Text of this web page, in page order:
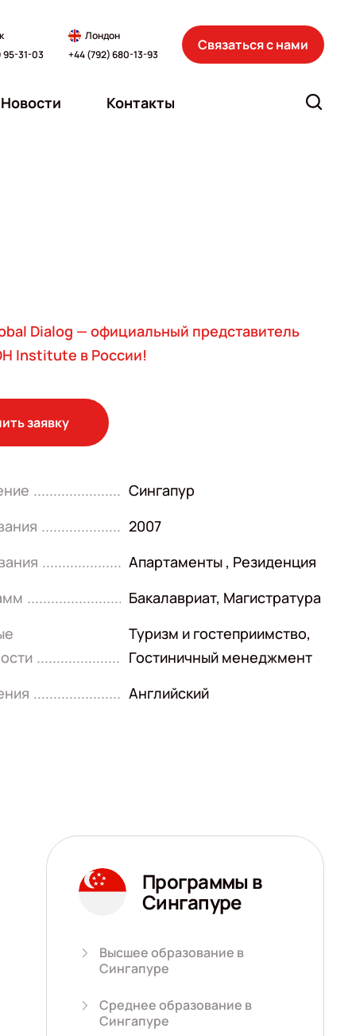
95-31-03
Лондон
+44 (792) 680-13-93
Связаться с нами
Новости Контакты
Dialog — официальный представитель
Institute в России!
заявку
Сингапур
2007
Апартаменты , Резиденция
Бакалавриат, Магистратура
Туризм и гостеприимство,
Гостиничный менеджмент
Английский
Программы в
Сингапуре
Высшее образование в
Сингапуре
Среднее образование в
Сингапуре